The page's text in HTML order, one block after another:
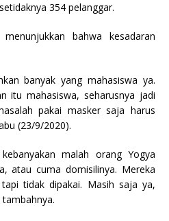
354 pelanggar.
bahwa kesadaran
banyak yang mahasiswa ya.
itu mahasiswa, seharusnya jadi
pakai masker saja harus
(23/9/2020).
malah orang Yogya
atau cuma domisilinya. Mereka
tidak dipakai. Masih saja ya,
tambahnya.